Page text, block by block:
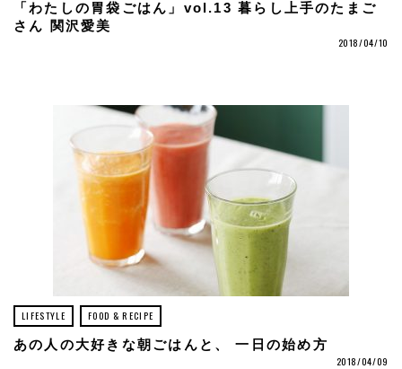
「わたしの胃袋ごはん」vol.13 暮らし上手のたまご
さん 関沢愛美
2018/04/10
LIFESTYLE FOOD & RECIPE
あの人の大好きな朝ごはんと、 一日の始め方
2018/04/09